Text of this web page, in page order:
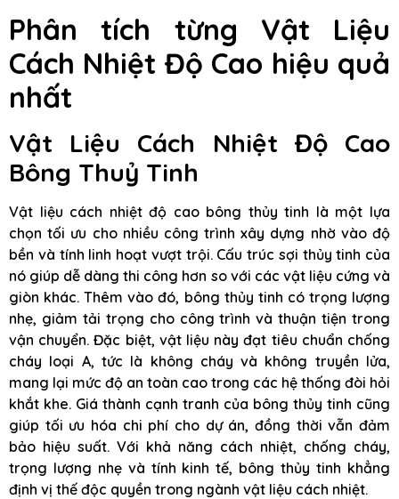
Phân tích từng Vật Liệu
Cách Nhiệt Độ Cao hiệu quả
nhất
Vật Liệu Cách Nhiệt Độ Cao
Bông Thuỷ Tinh
Vật liệu cách nhiệt độ cao bông thủy tinh là một lựa
chọn tối ưu cho nhiều công trình xây dựng nhờ vào độ
bền và tính linh hoạt vượt trội. Cấu trúc sợi thủy tinh của
nó giúp dễ dàng thi công hơn so với các vật liệu cứng và
giòn khác. Thêm vào đó, bông thủy tinh có trọng lượng
nhẹ, giảm tải trọng cho công trình và thuận tiện trong
vận chuyển. Đặc biệt, vật liệu này đạt tiêu chuẩn chống
cháy loại A, tức là không cháy và không truyền lửa,
mang lại mức độ an toàn cao trong các hệ thống đòi hỏi
khắt khe. Giá thành cạnh tranh của bông thủy tinh cũng
giúp tối ưu hóa chi phí cho dự án, đồng thời vẫn đảm
bảo hiệu suất. Với khả năng cách nhiệt, chống cháy,
trọng lượng nhẹ và tính kinh tế, bông thủy tinh khẳng
định vị thế độc quyền trong ngành vật liệu cách nhiệt.